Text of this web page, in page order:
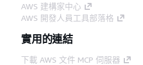
AWS 建構家中心
AWS 開發人員工具部落格
實用的連結
下載 AWS 文件 MCP 伺服器